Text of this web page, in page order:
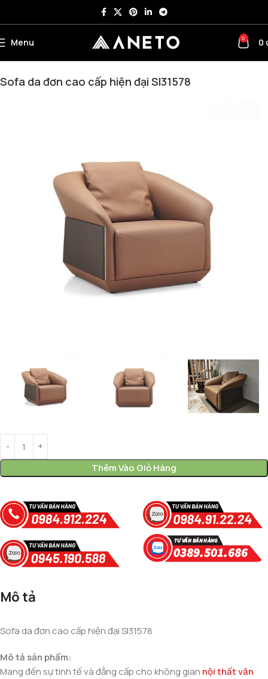
Menu 0 0
Sofa da đơn cao cấp hiện đại SI31578
Thêm Vào Giỏ Hàng
Mô tả
Sofa da đơn cao cấp hiện đại SI31578
Mô tả sản phẩm:
Mang đến sự tinh tế và đẳng cấp cho không gian nội thất văn